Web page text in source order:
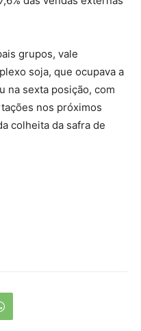
grupos, vale
soja, que ocupava a
na sexta posição, com
nos próximos
colheita da safra de